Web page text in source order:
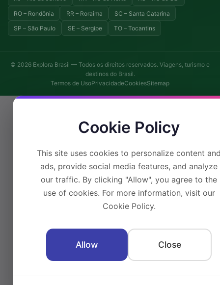
RO – Rondônia RR – Roraima SC – Santa Catarina
SP – São Paulo SE – Sergipe TO – Tocantins
© 2026 Explora Brasil — Todos os direitos reservados. Viagens, turismo e
destinos do Brasil.
Termos de UsoPrivacidadeCookiesSitemap
Cookie Policy
This site uses cookies to personalize content
ads, provide social media features, and analyze
our traffic. By clicking "Allow", you agree to the
use of cookies. For more information, visit our
Cookie Policy.
Allow Close